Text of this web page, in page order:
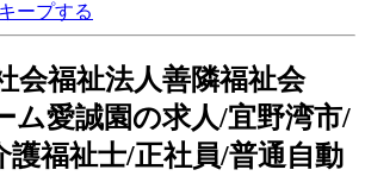
キープする
会福祉法人善隣福祉会
ム愛誠園の求人/宜野湾市/
護福祉士/正社員/普通自動